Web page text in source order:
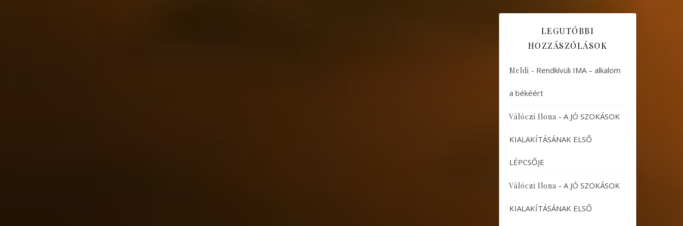
LEGUTÓBBI
HOZZÁSZÓLÁSOK
Meldi - Rendkívüli IMA – alkalom
a békéért
Válóczi Ilona - A JÓ SZOKÁSOK
KIALAKÍTÁSÁNAK ELSŐ
LÉPCSŐJE
Válóczi Ilona - A JÓ SZOKÁSOK
KIALAKÍTÁSÁNAK ELSŐ